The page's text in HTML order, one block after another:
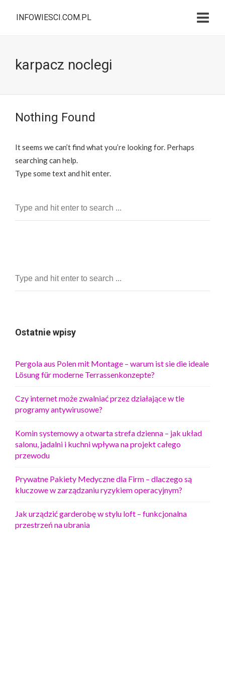
INFOWIESCI.COM.PL
karpacz noclegi
Nothing Found
It seems we can’t find what you’re looking for. Perhaps
searching can help.
Type some text and hit enter.
Ostatnie wpisy
Pergola aus Polen mit Montage – warum ist sie die ideale
Lösung für moderne Terrassenkonzepte?
Czy internet może zwalniać przez działające w tle
programy antywirusowe?
Komin systemowy a otwarta strefa dzienna – jak układ
salonu, jadalni i kuchni wpływa na projekt całego
przewodu
Prywatne Pakiety Medyczne dla Firm – dlaczego są
kluczowe w zarządzaniu ryzykiem operacyjnym?
Jak urządzić garderobę w stylu loft – funkcjonalna
przestrzeń na ubrania